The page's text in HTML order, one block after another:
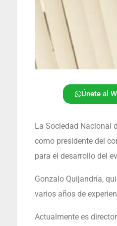
Únete al
La Sociedad Nacional
como presidente del
para el desarrollo del
Gonzalo Quijandría,
varios años de
Actualmente es